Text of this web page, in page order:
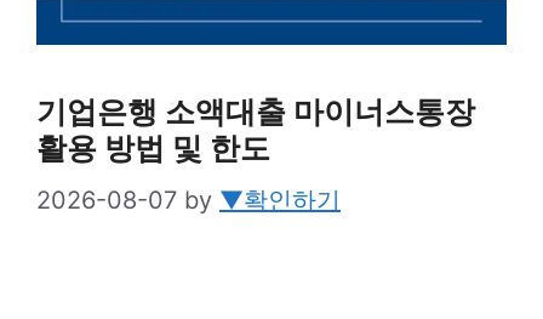
기업은행 소액대출 마이너스통장
활용 방법 및 한도
2026-08-07 by ▼확인하기